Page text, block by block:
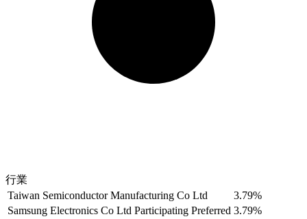
行業
Taiwan Semiconductor Manufacturing Co Ltd
3.79%
Samsung Electronics Co Ltd Participating Preferred 3.79%